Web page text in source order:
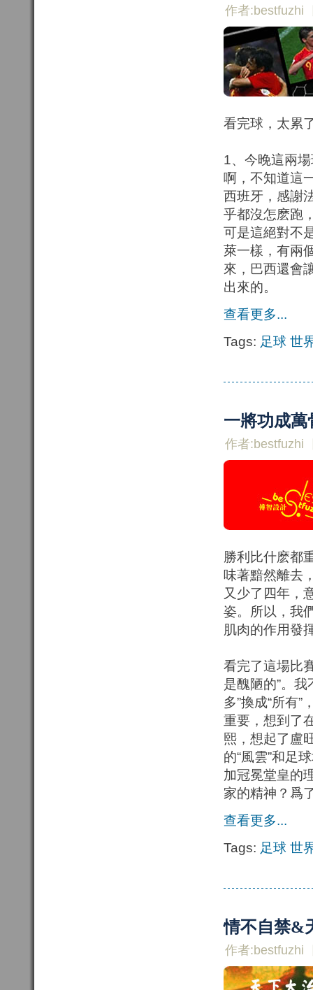
作者:bestfuzhi
看完球，太累
1、今晚這兩
啊，不知道這
西班牙，感謝
乎都沒怎麽跑
可是這絕對不
萊一樣，有兩
來，巴西還會
出來的。
查看更多...
Tags: 足球 世
一將功成萬
作者:bestfuzhi
勝利比什麽都
味著黯然離去
又少了四年，
姿。所以，我
肌肉的作用發
看完了這場比
是醜陋的”。
多”換成“所有”
重要，想到了
熙，想起了盧
的“風雲”和足
加冠冕堂皇的
家的精神？爲
查看更多...
Tags: 足球 世
情不自禁&
作者:bestfuzhi